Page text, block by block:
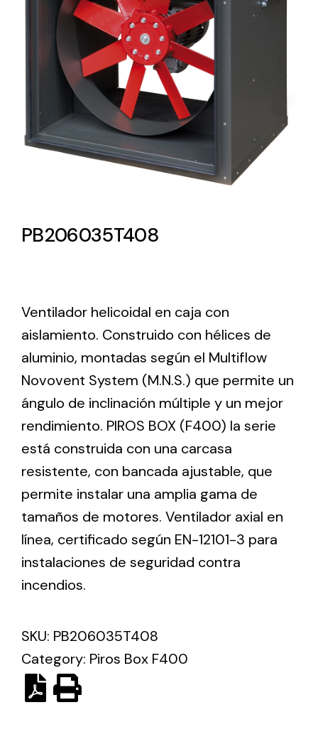
Lighting and Electrical
Equipment
Complete solutions in lighting and electrical
material for each project and need
Amplia gama de ventiladores y equipos de
Ventilation
The incorporation of Novovent into the group
meant a greater offer of ventilation products for
different uses
Iluminación Solar
Variedad de soluciones solares para todo tipo
de necesidades.
Solar lighting
Variety of solar solutions for all kinds of needs.
PB206035T408
Ventilador helicoidal en caja con
aislamiento. Construido con hélices de
aluminio, montadas según el Multiflow
Novovent System (M.N.S.) que permite un
ángulo de inclinación múltiple y un mejor
rendimiento. PIROS BOX (F400) la serie
está construida con una carcasa
resistente, con bancada ajustable, que
permite instalar una amplia gama de
tamaños de motores. Ventilador axial en
línea, certificado según EN-12101-3 para
instalaciones de seguridad contra
incendios.
SKU: PB206035T408
Category: Piros Box F400